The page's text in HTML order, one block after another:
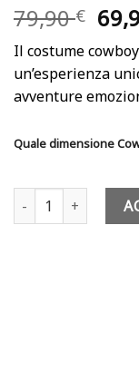
79,90€ Il
era:
Il costume
un’esperienza
avventure
Quale dimensione
Costume cowboy